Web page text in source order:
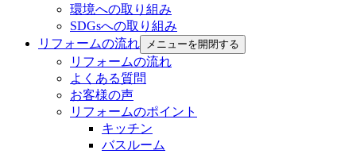
環境への取り組み
SDGsへの取り組み
リフォームの流れ
メニューを開閉する
リフォームの流れ
よくある質問
お客様の声
リフォームのポイント
キッチン
バスルーム